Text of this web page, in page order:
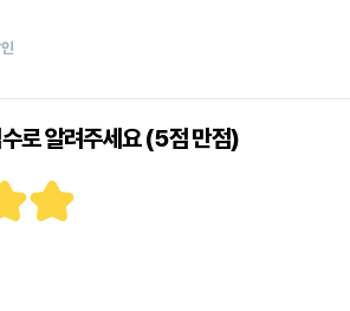
로 알려주세요 (5점 만점)